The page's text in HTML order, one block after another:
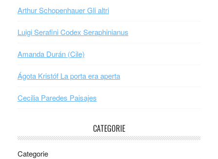
Arthur Schopenhauer Gli altri
Luigi Serafini Codex Seraphinianus
Amanda Durán (Cile)
Ágota Kristóf La porta era aperta
Cecilia Paredes Paisajes
CATEGORIE
Categorie